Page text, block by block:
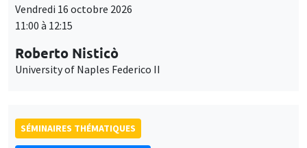
Vendredi 16 octobre 2026
11:00 à 12:15
Roberto Nisticò
University of Naples Federico II
SÉMINAIRES THÉMATIQUES